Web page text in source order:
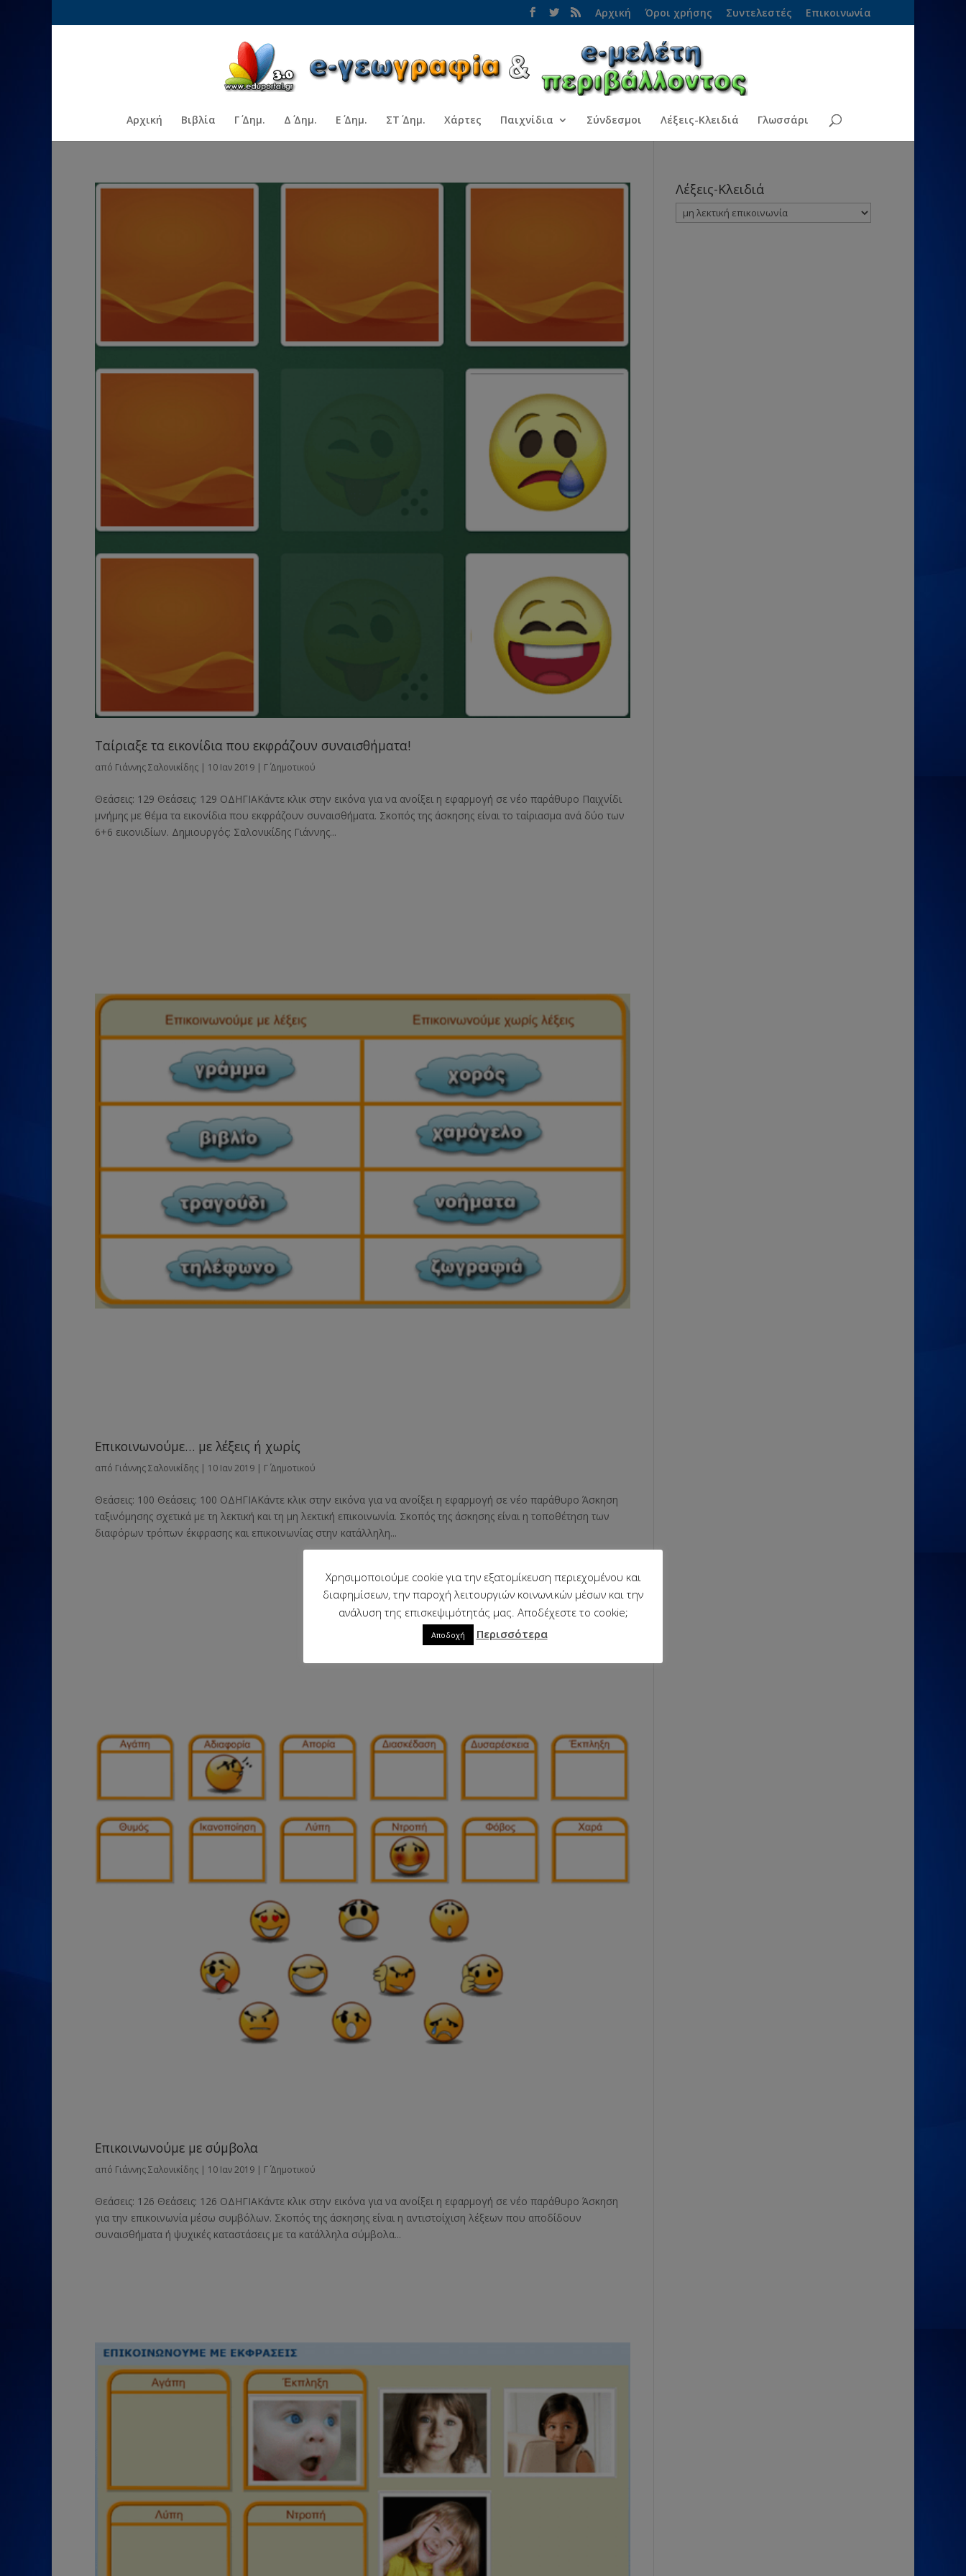
Αρχική Όροι χρήσης Συντελεστές Επικοινωνία
Αρχική Βιβλία Γ΄ Δημ. Δ΄ Δημ. Ε΄ Δημ. ΣΤ΄ Δημ. Χάρτες Παιχνίδια Σύνδεσμοι Λέξεις-Κλειδιά Γλωσσάρι
Ταίριαξε τα εικονίδια που εκφράζουν συναισθήματα!
από Γιάννης Σαλονικίδης | 10 Ιαν 2019 | Γ΄ Δημοτικού
Θεάσεις: 129 Θεάσεις: 129 ΟΔΗΓΙΑΚάντε κλικ στην εικόνα για να ανοίξει η εφαρμογή σε νέο παράθυρο Παιχνίδι
μνήμης με θέμα τα εικονίδια που εκφράζουν συναισθήματα. Σκοπός της άσκησης είναι το ταίριασμα ανά δύο των
6+6 εικονιδίων. Δημιουργός: Σαλονικίδης Γιάννης...
Επικοινωνούμε… με λέξεις ή χωρίς
από Γιάννης Σαλονικίδης | 10 Ιαν 2019 | Γ΄ Δημοτικού
Θεάσεις: 100 Θεάσεις: 100 ΟΔΗΓΙΑΚάντε κλικ στην εικόνα για να ανοίξει η εφαρμογή σε νέο παράθυρο Άσκηση
ταξινόμησης σχετικά με τη λεκτική και τη μη λεκτική επικοινωνία. Σκοπός της άσκησης είναι η τοποθέτηση των
διαφόρων τρόπων έκφρασης και επικοινωνίας στην κατάλληλη...
Επικοινωνούμε με σύμβολα
από Γιάννης Σαλονικίδης | 10 Ιαν 2019 | Γ΄ Δημοτικού
Θεάσεις: 126 Θεάσεις: 126 ΟΔΗΓΙΑΚάντε κλικ στην εικόνα για να ανοίξει η εφαρμογή σε νέο παράθυρο Άσκηση
για την επικοινωνία μέσω συμβόλων. Σκοπός της άσκησης είναι η αντιστοίχιση λέξεων που αποδίδουν
συναισθήματα ή ψυχικές καταστάσεις με τα κατάλληλα σύμβολα...
Λέξεις-Κλειδιά
Χρησιμοποιούμε cookie για την εξατομίκευση περιεχομένου και
διαφημίσεων, την παροχή λειτουργιών κοινωνικών μέσων και την
ανάλυση της επισκεψιμότητάς μας. Αποδέχεστε το cookie;
Αποδοχή Περισσότερα